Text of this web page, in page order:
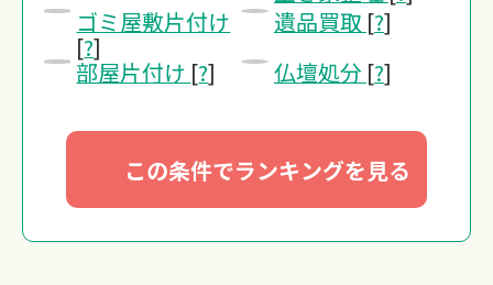
ゴミ屋敷片付け
[?]
遺品買取 [?]
部屋片付け [?] 仏壇処分 [?]
この条件でランキングを見る